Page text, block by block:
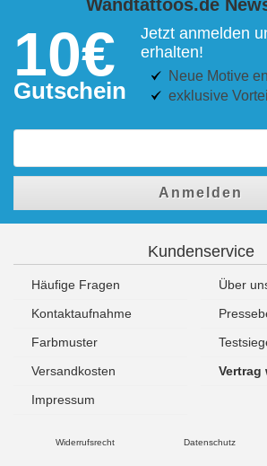
Wandtattoos.de
10€
Gutschein
Jetzt anmelden
erhalten!
Neue Motive
exklusive
Anmelden
Kundenservice
Häufige Fragen
Über
Kontaktaufnahme
Farbmuster
Versandkosten
Vertrag
Impressum
Widerrufsrecht Datenschutz